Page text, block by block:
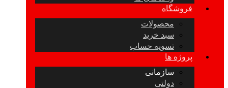
فروشگاه
محصولات
سبد خرید
تسویه حساب
پروژه ها
سازمانی
دولتی